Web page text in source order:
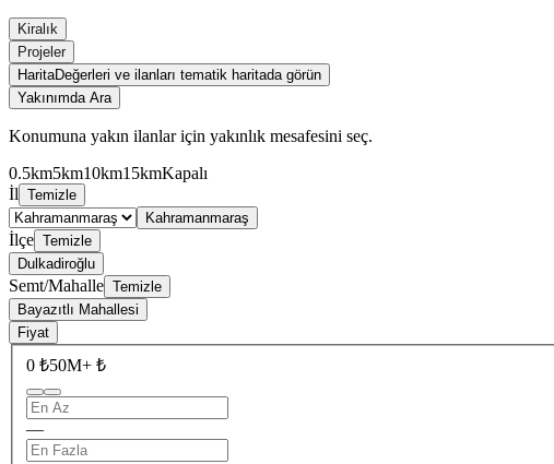
Kiralık
Projeler
HaritaDeğerleri ve ilanları tematik haritada görün
Yakınımda Ara
Konumuna yakın ilanlar için yakınlık mesafesini seç.
0.5km5km10km15kmKapalı
İl Temizle
Kahramanmaraş
İlçe Temizle
Dulkadiroğlu
Semt/Mahalle Temizle
Bayazıtlı Mahallesi
Fiyat
0 ₺50M+ ₺
—